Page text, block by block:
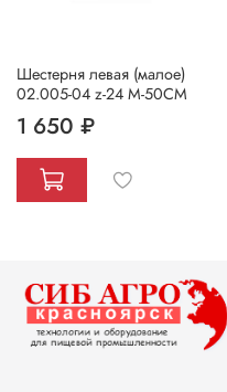
Шестерня левая (малое)
02.005-04 z-24 М-50СМ
1 650 ₽